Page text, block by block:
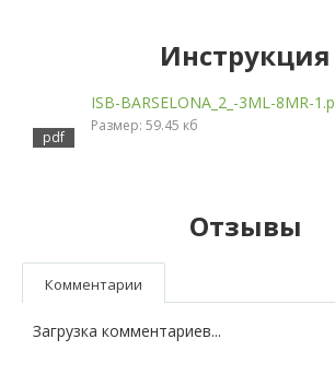
Инструкция
ISB-BARSELONA_2_-3ML-8MR-
Размер: 59.45 кб
Отзывы
Комментарии
Загрузка комментариев...